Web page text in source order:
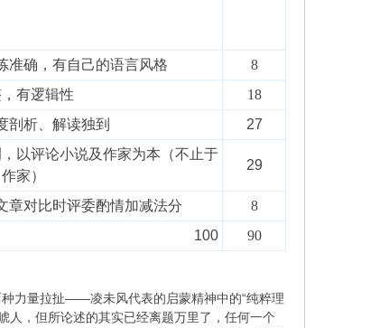
准确，有自己的语言风格
8
有逻辑性
18
剖析、解读独到 27
以评论小说及作家为本（不止于
作家）
29
章对比时评委酌情加减法分
8
100 90
力量拉扯——凌未风代表的启蒙精神中的“纯粹理
人，但所论述的其实已经离题万里了，任何一个